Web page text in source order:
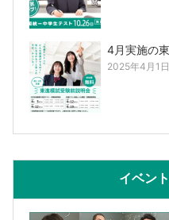
4月実施の
2025年4月1日
イベン